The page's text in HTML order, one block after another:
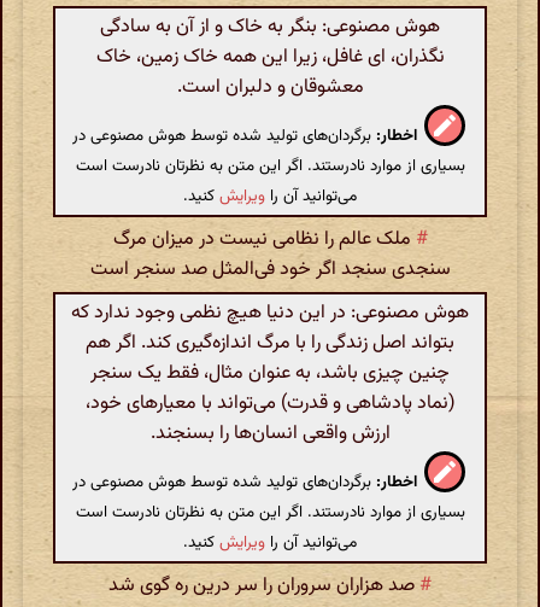
هوش مصنوعی: بنگر به خاک و از آن به سادگی
نگذران، ای غافل، زیرا این همه خاک زمین، خاک
معشوقان و دلبران است.
اخطار: برگردان‌های تولید شده توسط هوش مصنوعی در
بسیاری از موارد نادرستند. اگر این متن به نظرتان نادرست است
می‌توانید آن را ویرایشکنید.
# ملک عالم را نظامی نیست در میزان مرگ
سنجدی سنجد اگر خود فی‌المثل صد سنجر است
هوش مصنوعی: در این دنیا هیچ نظمی وجود ندارد که
بتواند اصل زندگی را با مرگ اندازه‌گیری کند. اگر هم
چنین چیزی باشد، به عنوان مثال، فقط یک سنجر
(نماد پادشاهی و قدرت) می‌تواند با معیارهای خود،
ارزش واقعی انسان‌ها را بسنجند.
اخطار: برگردان‌های تولید شده توسط هوش مصنوعی در
بسیاری از موارد نادرستند. اگر این متن به نظرتان نادرست است
می‌توانید آن را ویرایشکنید.
# صد هزاران سروران را سر درین ره گوی شد